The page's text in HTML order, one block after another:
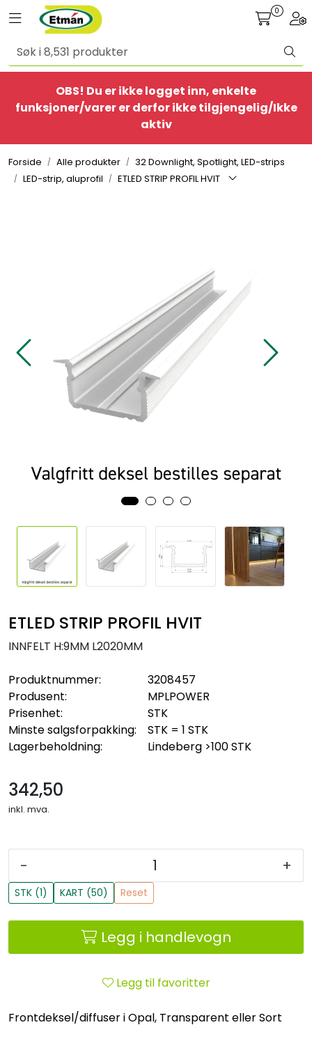
Skip to main content
Toggle navigation 0
OBS! Du er ikke logget inn, enkelte
funksjoner/varer er derfor ikke tilgjengelig/Ikke
aktiv
Forside Alle produkter
32 Downlight, Spotlight, LED-strips
LED-strip, aluprofil
ETLED STRIP PROFIL HVIT
ETLED STRIP PROFIL HVIT
INNFELT H:9MM L2020MM
Produktnummer:
3208457
Produsent:
MPLPOWER
Prisenhet:
STK
Minste salgsforpakking:
STK = 1 STK
Lagerbeholdning:
Lindeberg >100 STK
342,50
inkl. mva.
- +
STK (1) KART (50) Reset
Legg i handlevogn
Legg til favoritter
Frontdeksel/diffuser i Opal, Transparent eller Sort
Alle produkter
BestSelgere
Ethome
Kabler